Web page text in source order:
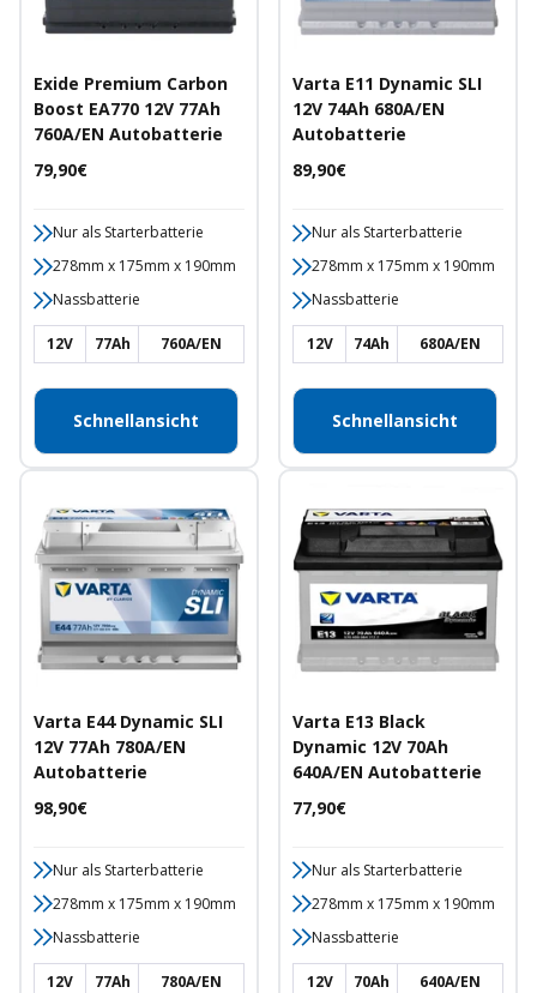
Exide Premium Carbon
Boost EA770 12V 77Ah
760A/EN Autobatterie
Angebotspreis
79,90€
Nur als Starterbatterie
278mm x 175mm x 190mm
Nassbatterie
12V 77Ah 760A/EN
Schnellansicht
Varta E11 Dynamic SLI
12V 74Ah 680A/EN
Autobatterie
Angebotspreis
89,90€
Nur als Starterbatterie
278mm x 175mm x 190mm
Nassbatterie
12V 74Ah 680A/EN
Schnellansicht
Varta E44 Dynamic SLI
12V 77Ah 780A/EN
Autobatterie
Angebotspreis
98,90€
Nur als Starterbatterie
278mm x 175mm x 190mm
Nassbatterie
12V 77Ah 780A/EN
Varta E13 Black
Dynamic 12V 70Ah
640A/EN Autobatterie
Angebotspreis
77,90€
Nur als Starterbatterie
278mm x 175mm x 190mm
Nassbatterie
12V 70Ah 640A/EN